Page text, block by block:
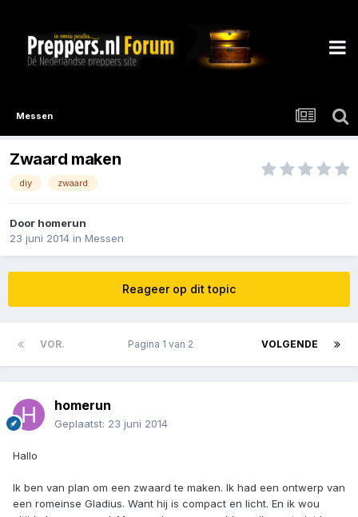
Messen
Zwaard maken
diy zwaard
Door homerun
23 juni 2014 in Messen
Reageer op dit topic
VOR. VOLGENDE
Pagina 1 van 2
homerun
Geplaatst: 23 juni 2014
Hallo
Ik ben van plan om een zwaard te maken. Ik had een ontwerp van
een romeinse Gladius. Want hij is compact en licht. En ik wou